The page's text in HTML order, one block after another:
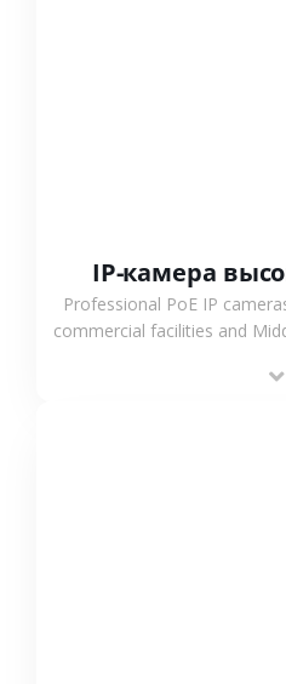
IP-камера
Professional PoE IP
commercial facilities and